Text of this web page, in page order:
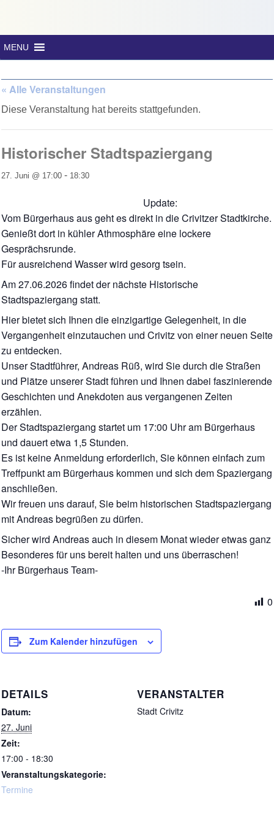
MENU
« Alle Veranstaltungen
Diese Veranstaltung hat bereits stattgefunden.
Historischer Stadtspaziergang
27. Juni @ 17:00 - 18:30
Update:
Vom Bürgerhaus aus geht es direkt in die Crivitzer Stadtkirche.
Genießt dort in kühler Athmosphäre eine lockere
Gesprächsrunde.
Für ausreichend Wasser wird gesorg tsein.
Am 27.06.2026 findet der nächste Historische
Stadtspaziergang statt.
Hier bietet sich Ihnen die einzigartige Gelegenheit, in die
Vergangenheit einzutauchen und Crivitz von einer neuen Seite
zu entdecken.
Unser Stadtführer, Andreas Rüß, wird Sie durch die Straßen
und Plätze unserer Stadt führen und Ihnen dabei faszinierende
Geschichten und Anekdoten aus vergangenen Zeiten
erzählen.
Der Stadtspaziergang startet um 17:00 Uhr am Bürgerhaus
und dauert etwa 1,5 Stunden.
Es ist keine Anmeldung erforderlich, Sie können einfach zum
Treffpunkt am Bürgerhaus kommen und sich dem Spaziergang
anschließen.
Wir freuen uns darauf, Sie beim historischen Stadtspaziergang
mit Andreas begrüßen zu dürfen.
Sicher wird Andreas auch in diesem Monat wieder etwas ganz
Besonderes für uns bereit halten und uns überraschen!
-Ihr Bürgerhaus Team-
0
Zum Kalender hinzufügen
DETAILS
Datum:
27. Juni
Zeit:
17:00 - 18:30
Veranstaltungskategorie:
Termine
VERANSTALTER
Stadt Crivitz